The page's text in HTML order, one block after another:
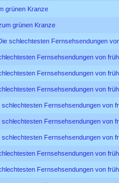
grünen Kranze
grünen Kranze
schlechtesten Fernsehsendungen
Fernsehsendungen von
Fernsehsendungen von
Fernsehsendungen von
schlechtesten Fernsehsendungen von
schlechtesten Fernsehsendungen von
schlechtesten Fernsehsendungen von
Fernsehsendungen von
Fernsehsendungen von